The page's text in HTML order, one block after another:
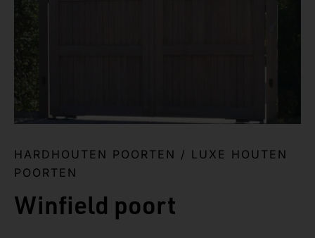
HARDHOUTEN POORTEN / LUXE HOUTEN
POORTEN
Winfield poort